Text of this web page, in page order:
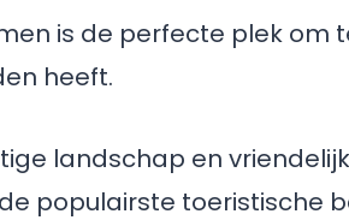
is de perfecte plek
heeft.
landschap en
populairste toeristische